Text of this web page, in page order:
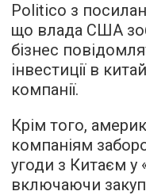
Politico з
що влада США
бізнес
інвестиції в
компанії.
Крім того,
компаніям
угоди з Китаєм у
включаючи